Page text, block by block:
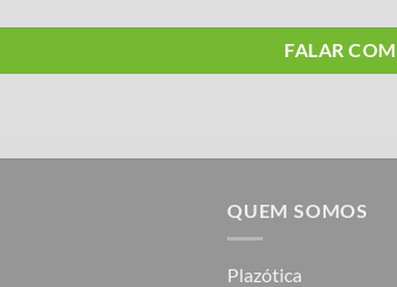
FALAR
QUEM SOMOS
Plazótica